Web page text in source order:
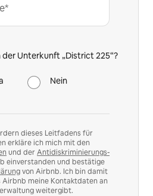
Unterkunft „District 225“?
Nein
dieses Leitfadens für
erkläre ich mich mit den
und der Antidiskriminierungs-
einverstanden und bestätige
von Airbnb. Ich bin damit
Airbnb meine Kontaktdaten an
weitergibt.